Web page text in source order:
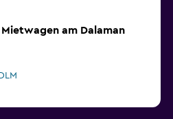
am Dalaman